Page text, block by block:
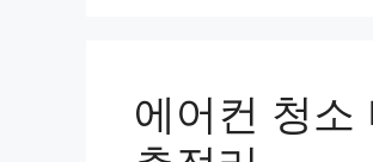
에어컨 청소